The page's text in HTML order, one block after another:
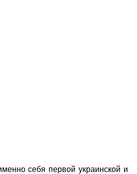
себя первой украинской и